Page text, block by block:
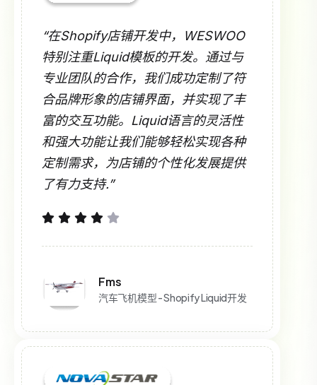
“在Shopify店铺开发中，WESWOO
特别注重Liquid模板的开发。通过与
专业团队的合作，我们成功定制了符
合品牌形象的店铺界面，并实现了丰
富的交互功能。Liquid语言的灵活性
和强大功能让我们能够轻松实现各种
定制需求，为店铺的个性化发展提供
了有力支持.”
Fms
汽车飞机模型 - Shopify Liquid开发